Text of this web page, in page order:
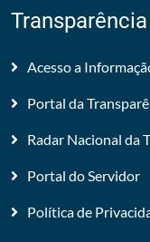
Acesso a
Portal da
Radar Nacional da
Portal do Servidor
Política de